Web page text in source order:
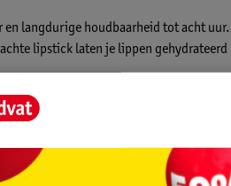
en langdurige houdbaarheid tot acht uur.
lipstick laten je lippen gehydrateerd
plakkerig. De lipstick is een comfortabele